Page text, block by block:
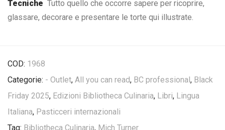
Tecniche Tutto quello che occorre sapere per ricoprire,
glassare, decorare e presentare le torte qui illustrate.
COD: 1968
Categorie: - Outlet, All you can read, BC professional , Black
Friday 2025, Edizioni Bibliotheca Culinaria, Libri, Lingua
Italiana, Pasticceri internazionali
Tag: Bibliotheca Culinaria, Mich Turner